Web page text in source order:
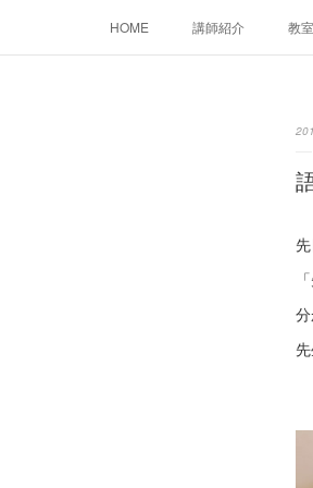
HOME 講師紹介 教